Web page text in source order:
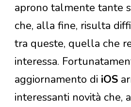
aprono talmente tante
che, alla fine, risulta
tra queste, quella che
interessa.
aggiornamento di iOS
interessanti novità che,